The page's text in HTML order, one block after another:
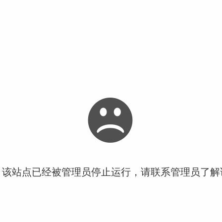
站点已经被管理员停止运行，请联系管理员了